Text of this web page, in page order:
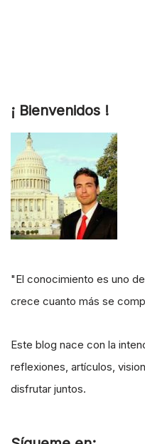
¡ Bienvenidos !
"El conocimiento es uno
crece cuanto más se
Este blog nace con la
reflexiones, artículos,
disfrutar juntos.